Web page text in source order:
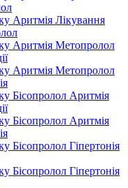
Аритмія Лікування
Аритмія Метопролол
Аритмія Метопролол
Бісопролол Аритмія
Бісопролол Аритмія
Бісопролол Гіпертонія
Бісопролол Гіпертонія